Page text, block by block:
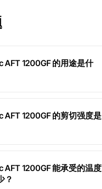
AFT 1200GF 的用途是什
AFT 1200GF 的剪切强度是
AFT 1200GF 能承受的温度
？